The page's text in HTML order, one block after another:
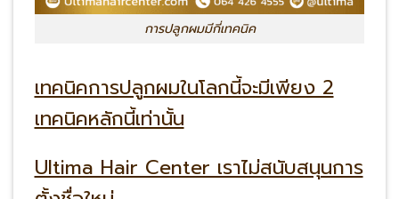
การปลูกผมมีกี่เทคนิค
เทคนิคการปลูกผมในโลกนี้จะมีเพียง 2
เทคนิคหลักนี้เท่านั้น
Ultima Hair Center เราไม่สนับสนุนการ